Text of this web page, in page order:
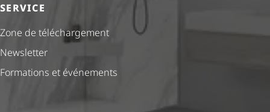
SERVICE
Zone de téléchargement
Newsletter
Formations et événements